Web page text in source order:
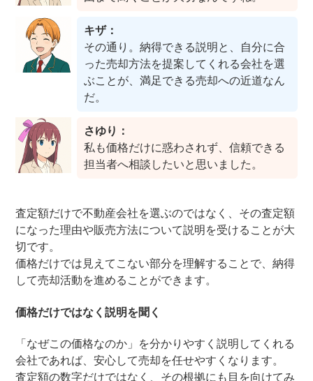
キザ：
その通り。納得できる説明と、自分に合
った売却方法を提案してくれる会社を選
ぶことが、満足できる売却への近道なん
だ。
さゆり：
私も価格だけに惑わされず、信頼できる
担当者へ相談したいと思いました。
査定額だけで不動産会社を選ぶのではなく、その査定額
になった理由や販売方法について説明を受けることが大
切です。
価格だけでは見えてこない部分を理解することで、納得
して売却活動を進めることができます。
価格だけではなく説明を聞く
「なぜこの価格なのか」を分かりやすく説明してくれる
会社であれば、安心して売却を任せやすくなります。
査定額の数字だけではなく、その根拠にも目を向けてみ